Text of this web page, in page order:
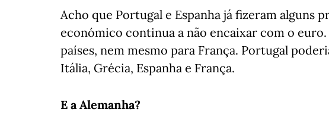
Acho que Portugal e Espanha já fizeram alguns
económico continua a não encaixar com o euro.
países, nem mesmo para França. Portugal
Itália, Grécia, Espanha e França.
E a Alemanha?